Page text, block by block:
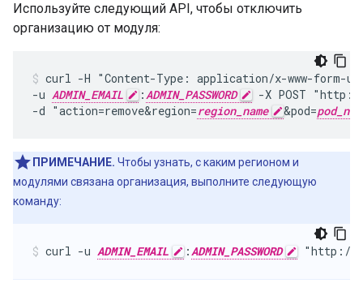
Используйте следующий API, чтобы отключить
организацию от модуля:
curl -H "Content-Type: application/x-www-form-
-u ADMIN_EMAIL :ADMIN_PASSWORD
-X POST
-d "action=remove&region=region_name &pod=
ПРИМЕЧАНИЕ. Чтобы узнать, с каким регионом и
модулями связана организация, выполните следующую
команду:
curl -u ADMIN_EMAIL :ADMIN_PASSWORD "http://